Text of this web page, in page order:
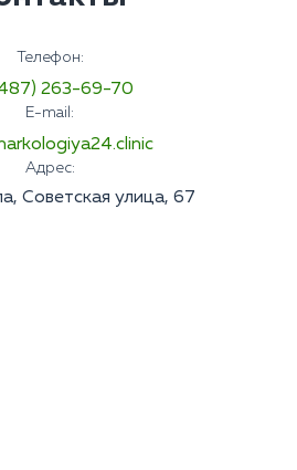
Телефон:
263-69-70
E-mail:
Адрес:
Советская улица, 67